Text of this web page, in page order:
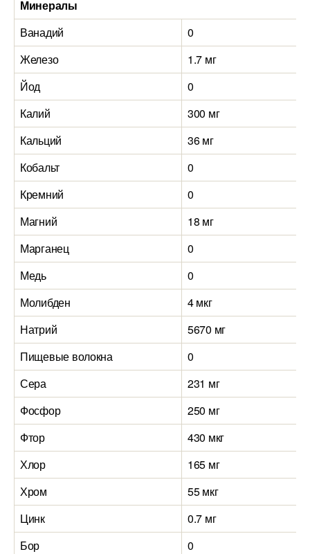
Минералы
Ванадий
0
Железо
1.7 мг
Йод
0
Калий
300 мг
Кальций
36 мг
Кобальт
0
Кремний
0
Магний
18 мг
Марганец
0
Медь
0
Молибден
4 мкг
Натрий
5670 мг
Пищевые волокна
0
Сера
231 мг
Фосфор
250 мг
Фтор
430 мкг
Хлор
165 мг
Хром
55 мкг
Цинк
0.7 мг
Бор
0